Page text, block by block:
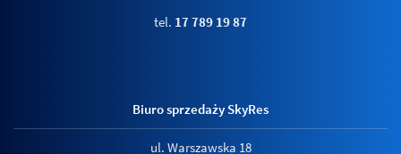
tel. 17 789 19 87
Biuro sprzedaży SkyRes
ul. Warszawska 18